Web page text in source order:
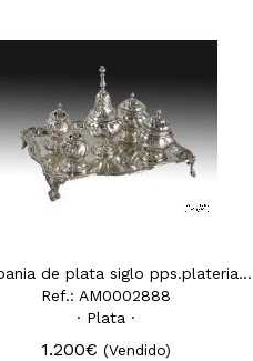
escribania de plata siglo pps.plateria lopez xx
Ref.: AM0002888
· Plata ·
1.200€(Vendido)